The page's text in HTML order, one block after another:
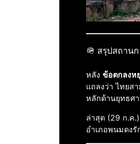
🪖 สรุปสถาน
หลัง ข้อตกลงห
แถลงว่า ไทยส
หลักด้านยุทธศ
ล่าสุด (29 ก.ค
อำเภอพนมดง